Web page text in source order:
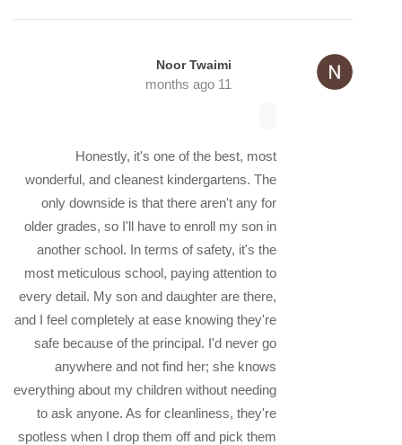
Noor Twaimi
11 months ago
Honestly, it's one of the best, most
wonderful, and cleanest kindergartens. The
only downside is that there aren't any for
older grades, so I'll have to enroll my son in
another school. In terms of safety, it's the
most meticulous school, paying attention to
every detail. My son and daughter are there,
and I feel completely at ease knowing they're
safe because of the principal. I'd never go
anywhere and not find her; she knows
everything about my children without needing
to ask anyone. As for cleanliness, they're
spotless when I drop them off and pick them